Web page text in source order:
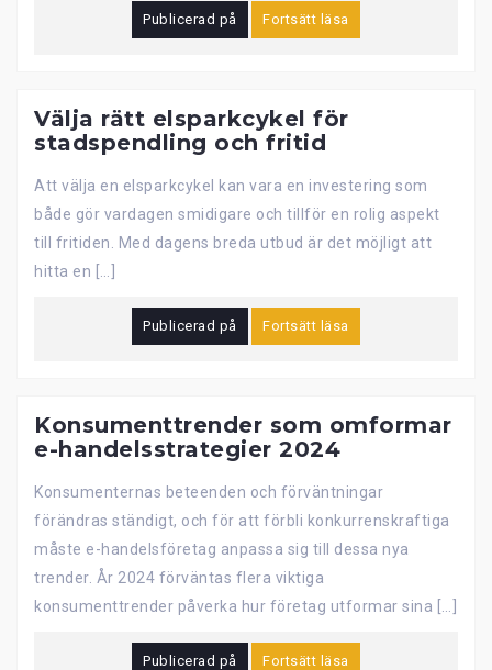
Publicerad på Fortsätt läsa
Välja rätt elsparkcykel för
stadspendling och fritid
Att välja en elsparkcykel kan vara en investering som
både gör vardagen smidigare och tillför en rolig aspekt
till fritiden. Med dagens breda utbud är det möjligt att
hitta en […]
Publicerad på Fortsätt läsa
Konsumenttrender som omformar
e-handelsstrategier 2024
Konsumenternas beteenden och förväntningar
förändras ständigt, och för att förbli konkurrenskraftiga
måste e-handelsföretag anpassa sig till dessa nya
trender. År 2024 förväntas flera viktiga
konsumenttrender påverka hur företag utformar sina […]
Publicerad på Fortsätt läsa